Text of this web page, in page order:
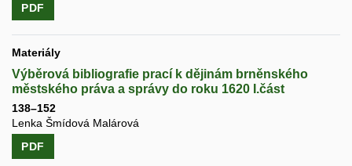
PDF
Materiály
Výběrová bibliografie prací k dějinám brněnského
městského práva a správy do roku 1620 I.část
138–152
Lenka Šmídová Malárová
PDF